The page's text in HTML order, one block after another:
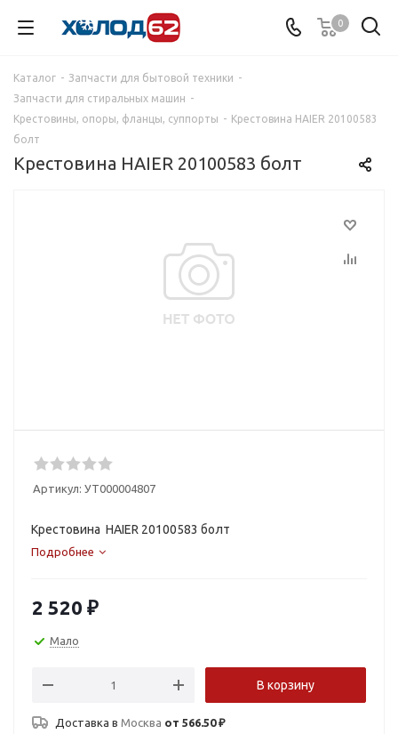
0
Каталог - Запчасти для бытовой техники -
Запчасти для стиральных машин -
Крестовины, опоры, фланцы, суппорты - Крестовина HAIER 20100583
болт
Крестовина HAIER 20100583 болт
Артикул: УТ000004807
Крестовина HAIER 20100583 болт
Подробнее
2 520 ₽
Мало
В корзину
Доставка в Москва от 566.50 ₽